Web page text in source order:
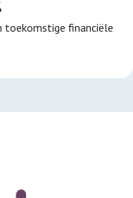
toekomstige financiële